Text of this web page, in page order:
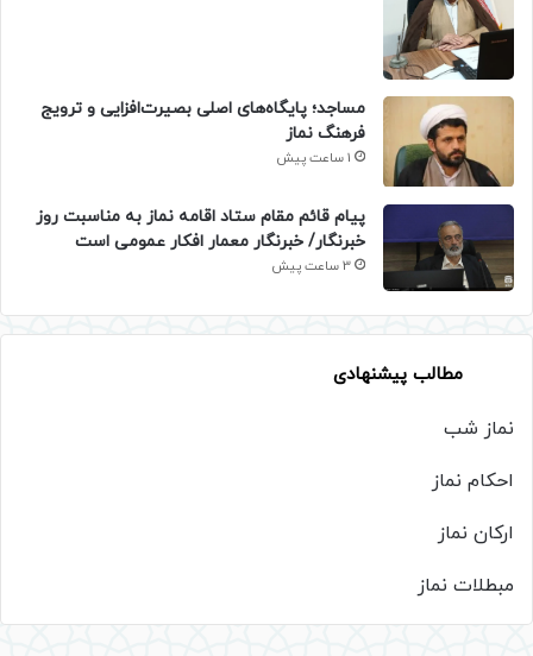
​مساجد؛ پایگاه‌های اصلی بصیرت‌افزایی و ترویج
فرهنگ نماز
1 ساعت پیش
پیام قائم مقام ستاد اقامه نماز به مناسبت روز
خبرنگار/ خبرنگار معمار افکار عمومی است
3 ساعت پیش
مطالب پیشنهادی
نماز شب
احکام نماز
ارکان نماز
مبطلات نماز